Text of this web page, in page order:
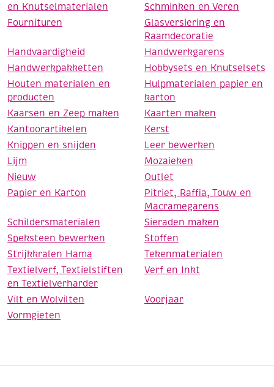
en Knutselmaterialen
Schminken en Veren
Fournituren
Glasversiering en
Raamdecoratie
Handvaardigheid
Handwerkgarens
Handwerkpakketten
Hobbysets en Knutselsets
Houten materialen en
producten
Hulpmaterialen papier en
karton
Kaarsen en Zeep maken
Kaarten maken
Kantoorartikelen
Kerst
Knippen en snijden
Leer bewerken
Lijm
Mozaieken
Nieuw
Outlet
Papier en Karton
Pitriet, Raffia, Touw en
Macramegarens
Schildersmaterialen
Sieraden maken
Speksteen bewerken
Stoffen
Strijkkralen Hama
Tekenmaterialen
Textielverf, Textielstiften
en Textielverharder
Verf en Inkt
Vilt en Wolvilten
Voorjaar
Vormgieten